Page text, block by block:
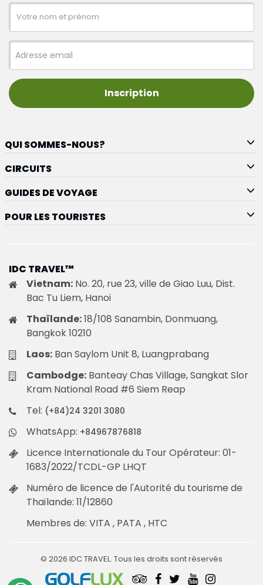
Inscription
QUI SOMMES-NOUS?
CIRCUITS
GUIDES DE VOYAGE
POUR LES TOURISTES
IDC TRAVEL™
Vietnam: No. 20, rue 23, ville de Giao Luu, Dist.
Bac Tu Liem, Hanoi
Thaïlande:18/108 Sanambin, Donmuang,
Bangkok 10210
Laos: Ban Saylom Unit 8, Luangprabang
Cambodge: Banteay Chas Village, Sangkat Slor
Kram National Road #6 Siem Reap
Tel: (+84)24 3201 3080
WhatsApp: +84967876818
Licence Internationale du Tour Opérateur: 01-
1683/2022/TCDL-GP LHQT
Numéro de licence de l'Autorité du tourisme de
Thaïlande: 11/12860
Membres de: VITA , PATA , HTC
© 2026 IDC TRAVEL. Tous les droits sont réservés